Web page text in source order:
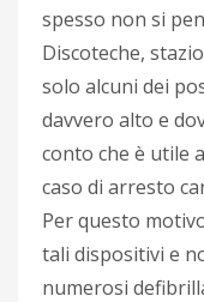
spesso non si
Discoteche,
solo alcuni dei
davvero alto e
conto che è utile
caso di arresto
Per questo
tali dispositivi e
numerosi